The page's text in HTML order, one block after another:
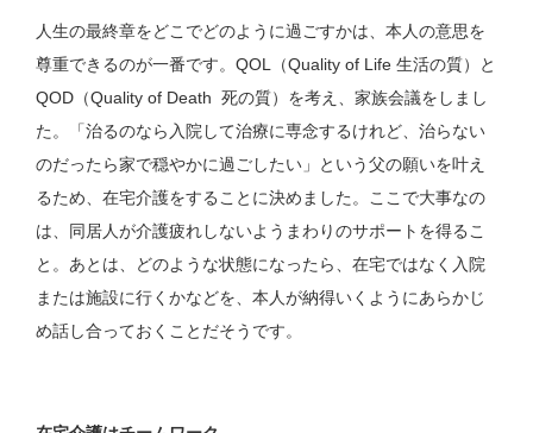
人生の最終章をどこでどのように過ごすかは、本人の意思を
尊重できるのが一番です。QOL（Quality of Life 生活の質）と
QOD（Quality of Death 死の質）を考え、家族会議をしまし
た。「治るのなら入院して治療に専念するけれど、治らない
のだったら家で穏やかに過ごしたい」という父の願いを叶え
るため、在宅介護をすることに決めました。ここで大事なの
は、同居人が介護疲れしないようまわりのサポートを得るこ
と。あとは、どのような状態になったら、在宅ではなく入院
または施設に行くかなどを、本人が納得いくようにあらかじ
め話し合っておくことだそうです。